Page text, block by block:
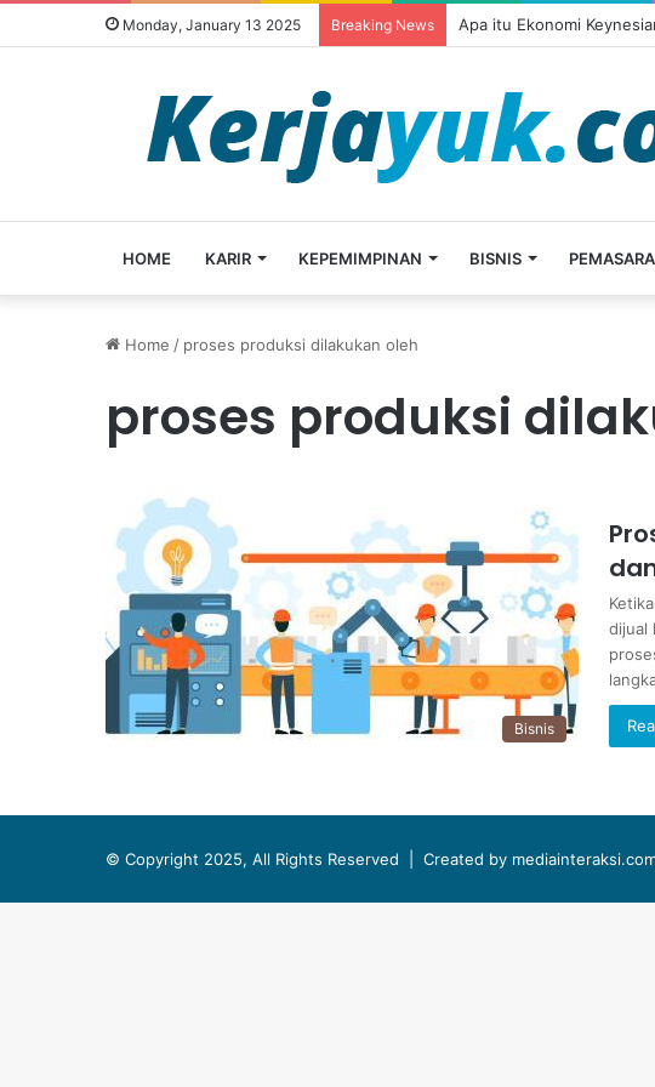
Monday, January 13 2025 Breaking News Apa itu Ekonomi
HOME KARIR KEPEMIMPINAN BISNIS
Home / proses produksi dilakukan oleh
proses produksi
Bisnis
dijual
© Copyright 2025, All Rights Reserved | Created by